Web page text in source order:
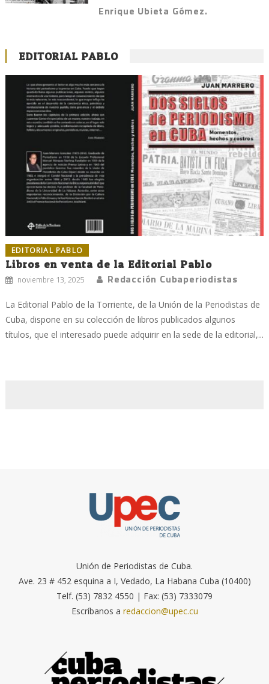
Enrique Ubieta Gómez.
EDITORIAL PABLO
EDITORIAL PABLO
Libros en venta de la Editorial Pablo
noviembre 13, 2025 Redacción Cubaperiodistas
La Editorial Pablo de la Torriente, de la Unión de la Periodistas de
Cuba, dispone en su colección de libros publicados algunos
títulos, que el interesado puede adquirir en la sede de la editorial,...
Unión de Periodistas de Cuba.
Ave. 23 # 452 esquina a I, Vedado, La Habana Cuba (10400)
Telf. (53) 7832 4550 | Fax: (53) 7333079
Escríbanos a redaccion@upec.cu